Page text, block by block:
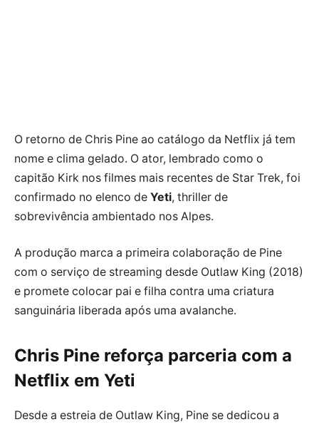
O retorno de Chris Pine ao catálogo da Netflix já tem
nome e clima gelado. O ator, lembrado como o
capitão Kirk nos filmes mais recentes de Star Trek, foi
confirmado no elenco de Yeti, thriller de
sobrevivência ambientado nos Alpes.
A produção marca a primeira colaboração de Pine
com o serviço de streaming desde Outlaw King (2018)
e promete colocar pai e filha contra uma criatura
sanguinária liberada após uma avalanche.
Chris Pine reforça parceria com a
Netflix em Yeti
Desde a estreia de Outlaw King, Pine se dedicou a